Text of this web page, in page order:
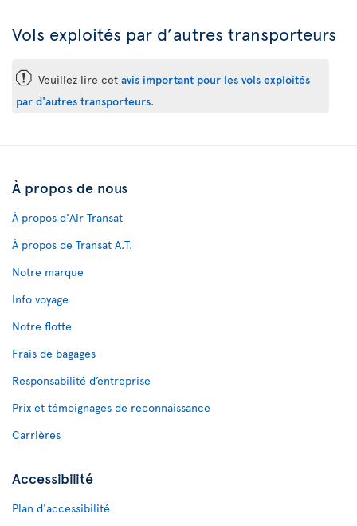
Vols exploités par d’autres transporteurs
ü Veuillez lire cet avis important pour les vols exploités
par d'autres transporteurs.
À propos de nous
À propos d'Air Transat
À propos de Transat A.T.
Notre marque
Info voyage
Notre flotte
Frais de bagages
Responsabilité d’entreprise
Prix et témoignages de reconnaissance
Carrières
Accessibilité
Plan d'accessibilité